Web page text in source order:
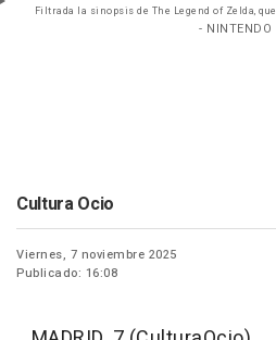
Filtrada la sinopsis de The Legend of Zelda,
- NINTENDO
Cultura Ocio
Viernes, 7 noviembre 2025
Publicado: 16:08